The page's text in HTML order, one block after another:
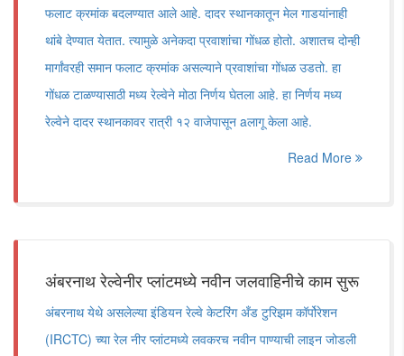
फलाट क्रमांक बदलण्यात आले आहे. दादर स्थानकातून मेल गाडयांनाही
थांबे देण्यात येतात. त्यामुळे अनेकदा प्रवाशांचा गोंधळ होतो. अशातच दोन्ही
मार्गांवरही समान फलाट क्रमांक असल्याने प्रवाशांचा गोंधळ उडतो. हा
गोंधळ टाळण्यासाठी मध्य रेल्वेने मोठा निर्णय घेतला आहे. हा निर्णय मध्य
रेल्वेने दादर स्थानकावर रात्री १२ वाजेपासून aलागू केला आहे.
Read More
अंबरनाथ रेल्वेनीर प्लांटमध्ये नवीन जलवाहिनीचे काम सुरू
अंबरनाथ येथे असलेल्या इंडियन रेल्वे केटरिंग अँड टुरिझम कॉर्पोरेशन
(IRCTC) च्या रेल नीर प्लांटमध्ये लवकरच नवीन पाण्याची लाइन जोडली